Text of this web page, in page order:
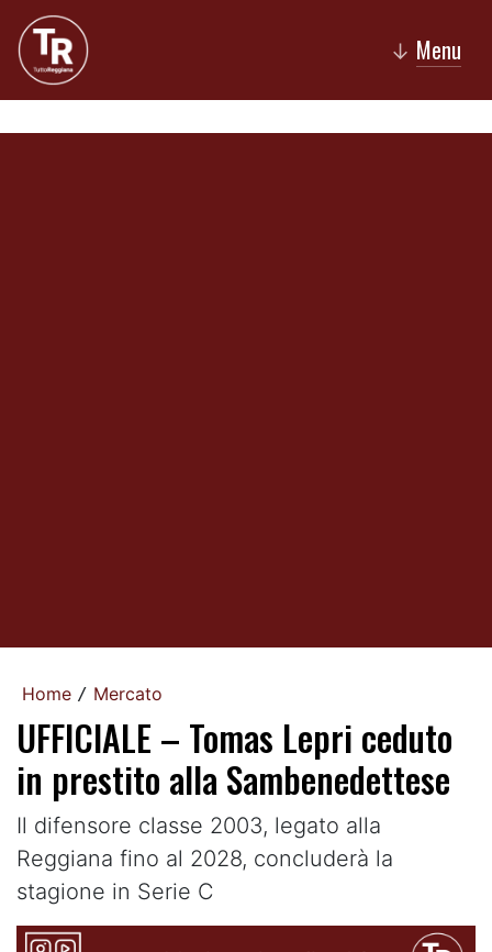
↓ Menu
Home / Mercato
UFFICIALE – Tomas Lepri ceduto
in prestito alla Sambenedettese
Il difensore classe 2003, legato alla
Reggiana fino al 2028, concluderà la
stagione in Serie C